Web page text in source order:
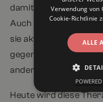
damit die
Auch muss sie dafür
sie aktivierte
gegen Krebszellen
andere Körperzellen.
Heute wird diese
Verwendung von
Cookie-Richtlinie
ALLE